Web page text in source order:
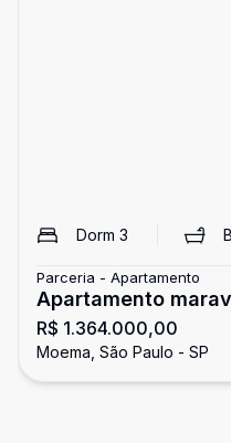
Dorm 3
Parceria - Apartamento
Apartamento
alto
R$ 1.364.000,00
Moema, São Paulo - SP